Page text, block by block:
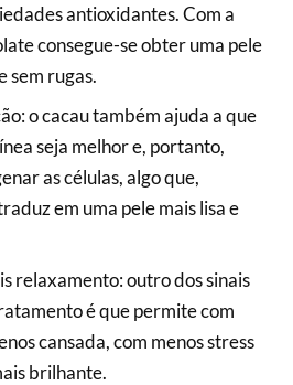
antioxidantes. Com a
consegue-se obter uma pele
sem rugas.
o cacau também ajuda a que
seja melhor e, portanto,
as células, algo que,
em uma pele mais lisa e
relaxamento: outro dos sinais
é que permite com
cansada, com menos stress
brilhante.